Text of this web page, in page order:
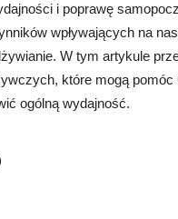
i poprawę
wpływających na
W tym artykule
które mogą
ogólną wydajność.